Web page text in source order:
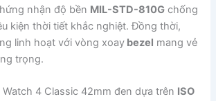
nhận độ bền MIL-STD-810G chống
kiện thời tiết khắc nghiệt. Đồng thời,
linh hoạt với vòng xoay bezel mang vẻ
trọng.
Watch 4 Classic 42mm đen dựa trên ISO